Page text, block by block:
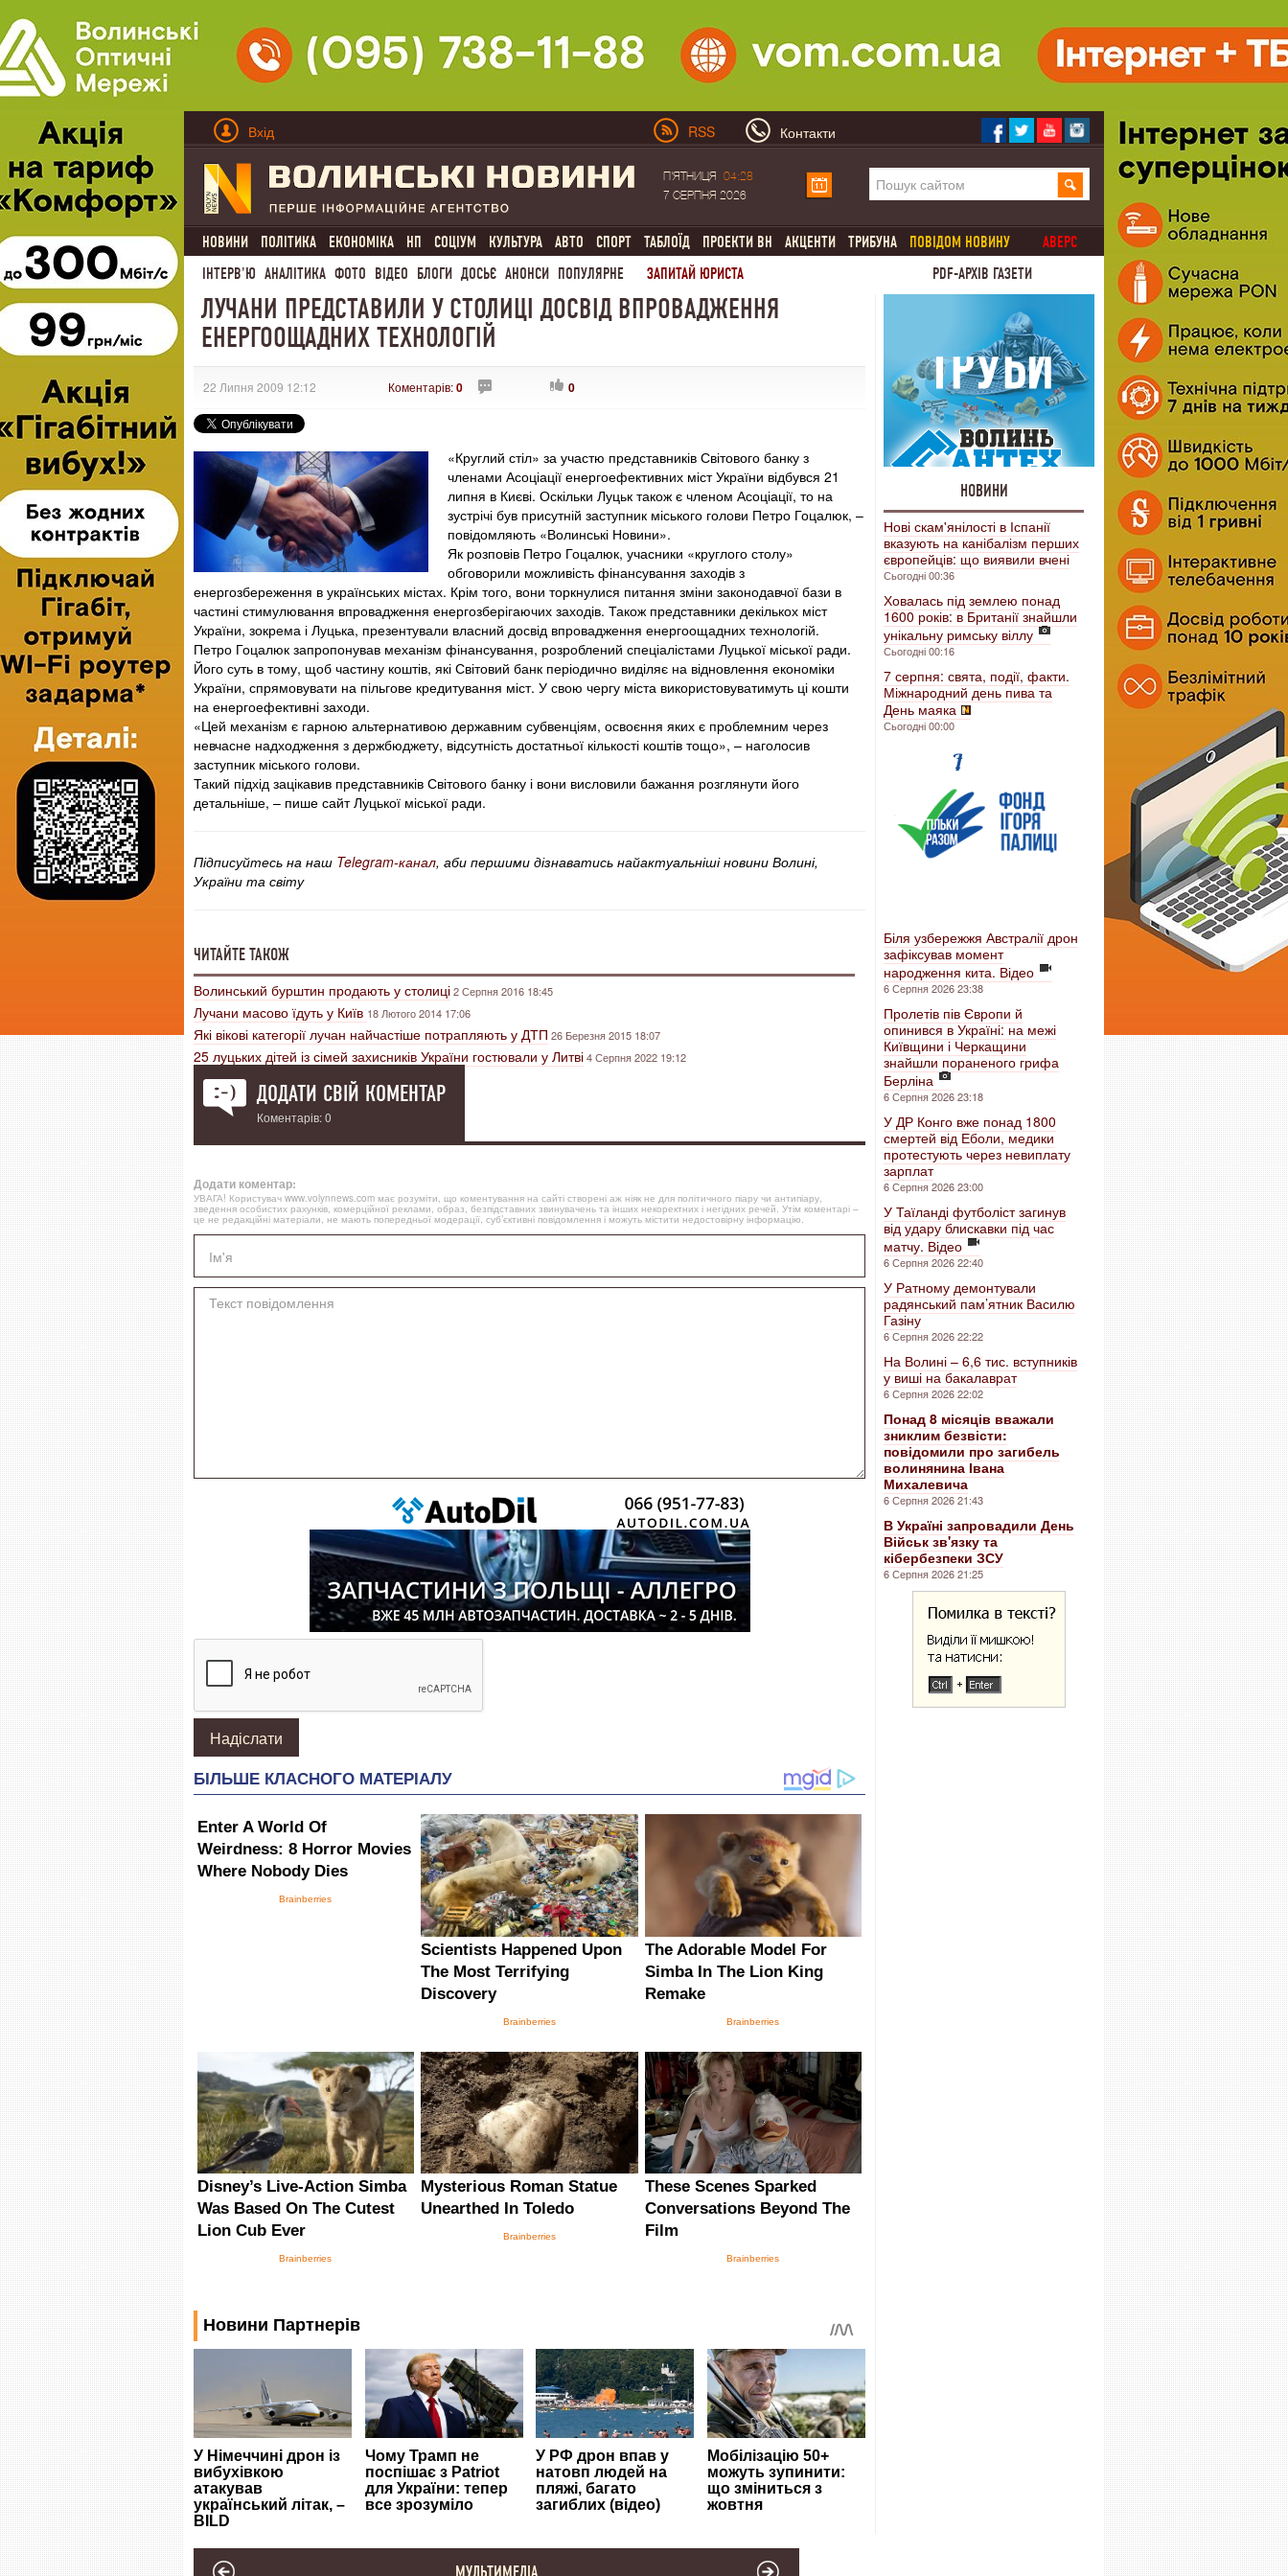
Вхід RSS Контакти
П'ЯТНИЦЯ
04:28
7 СЕРПНЯ 2026
НОВИНИ ПОЛІТИКА ЕКОНОМІКА НП СОЦІУМ КУЛЬТУРА АВТО СПОРТ ТАБЛОЇД ПРОЕКТИ ВН АКЦЕНТИ ТРИБУНА ПОВІДОМ НОВИНУ
АВЕРС
ІНТЕРВ'Ю АНАЛІТИКА ФОТО ВІДЕО БЛОГИ ДОСЬЄ АНОНСИ ПОПУЛЯРНЕ ЗАПИТАЙ ЮРИСТА PDF-АРХІВ ГАЗЕТИ
ЛУЧАНИ ПРЕДСТАВИЛИ У СТОЛИЦІ ДОСВІД ВПРОВАДЖЕННЯ
ЕНЕРГООЩАДНИХ ТЕХНОЛОГІЙ
22 Липня 2009 12:12 Коментарів:0 0
«Круглий стіл» за участю представників Світового банку з
членами Асоціації енергоефективних міст України відбувся 21
липня в Києві. Оскільки Луцьк також є членом Асоціації, то на
зустрічі був присутній заступник міського голови Петро Гоцалюк, –
повідомляють «Волинські Новини».
Як розповів Петро Гоцалюк, учасники «круглого столу»
обговорили можливість фінансування заходів з
енергозбереження в українських містах. Крім того, вони торкнулися питання зміни законодавчої бази в
частині стимулювання впровадження енергозберігаючих заходів. Також представники декількох міст
України, зокрема і Луцька, презентували власний досвід впровадження енергоощадних технологій.
Петро Гоцалюк запропонував механізм фінансування, розроблений спеціалістами Луцької міської ради.
Його суть в тому, щоб частину коштів, які Світовий банк періодично виділяє на відновлення економіки
України, спрямовувати на пільгове кредитування міст. У свою чергу міста використовуватимуть ці кошти
на енергоефективні заходи.
«Цей механізм є гарною альтернативою державним субвенціям, освоєння яких є проблемним через
невчасне надходження з держбюджету, відсутність достатньої кількості коштів тощо», – наголосив
заступник міського голови.
Такий підхід зацікавив представників Світового банку і вони висловили бажання розглянути його
детальніше, – пише сайт Луцької міської ради.
Підписуйтесь на наш Telegram-канал, аби першими дізнаватись найактуальніші новини Волині,
України та світу
ЧИТАЙТЕ ТАКОЖ
Волинський бурштин продають у столиці2 Серпня 2016 18:45
Лучани масово їдуть у Київ 18 Лютого 2014 17:06
Які вікові категорії лучан найчастіше потрапляють у ДТП 26 Березня 2015 18:07
25 луцьких дітей із сімей захисників України гостювали у Литві4 Серпня 2022 19:12
ДОДАТИ СВІЙ КОМЕНТАР
Коментарів: 0
Додати коментар:
УВАГА! Користувач www.volynnews.com має розуміти, що коментування на сайті створені аж ніяк не для політичного піару чи антипіару,
зведення особистих рахунків, комерційної реклами, образ, безпідставних звинувачень та інших некоректних і негідних речей. Утім коментарі –
це не редакційні матеріали, не мають попередньої модерації, суб’єктивні повідомлення і можуть містити недостовірну інформацію.
НОВИНИ
Нові скам'янілості в Іспанії
вказують на канібалізм перших
європейців: що виявили вчені
Сьогодні 00:36
Ховалась під землею понад
1600 років: в Британії знайшли
унікальну римську віллу
Сьогодні 00:16
7 серпня: свята, події, факти.
Міжнародний день пива та
День маяка
Сьогодні 00:00
Біля узбережжя Австралії дрон
зафіксував момент
народження кита. Відео
6 Серпня 2026 23:38
Пролетів пів Європи й
опинився в Україні: на межі
Київщини і Черкащини
знайшли пораненого грифа
Берліна
6 Серпня 2026 23:18
У ДР Конго вже понад 1800
смертей від Еболи, медики
протестують через невиплату
зарплат
6 Серпня 2026 23:00
У Таїланді футболіст загинув
від удару блискавки під час
матчу. Відео
6 Серпня 2026 22:40
У Ратному демонтували
радянський пам’ятник Василю
Газіну
6 Серпня 2026 22:22
На Волині – 6,6 тис. вступників
у виші на бакалаврат
6 Серпня 2026 22:02
Понад 8 місяців вважали
зниклим безвісти:
повідомили про загибель
волинянина Івана
Михалевича
6 Серпня 2026 21:43
В Україні запровадили День
Військ зв'язку та
кібербезпеки ЗСУ
6 Серпня 2026 21:25